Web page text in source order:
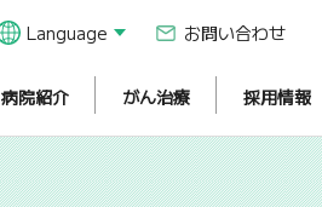
Language お問い合わせ
病院紹介 がん治療 採用情報